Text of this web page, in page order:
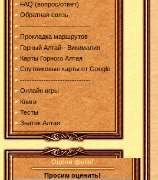
FAQ (вопрос/ответ)
Обратная связь
------------------------------
Прокладка маршрутов
Горный Алтай - Викимапия
Карты Горного Алтая
Спутниковые карты от Google
------------------------------
Онлайн игры
Книги
Тесты
Знаток Алтая
Оцени фото!
Просим оценить!